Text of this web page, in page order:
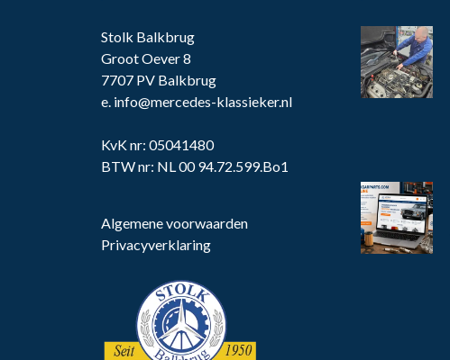
Stolk Balkbrug
Groot Oever 8
7707 PV Balkbrug
e. info@mercedes-klassieker.nl
KvK nr: 05041480
BTW nr: NL 00 94.72.599.Bo1
Algemene voorwaarden
Privacyverklaring